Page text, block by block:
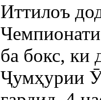
Иттилоъ
ба бокс, ки
Ҷумҳурии